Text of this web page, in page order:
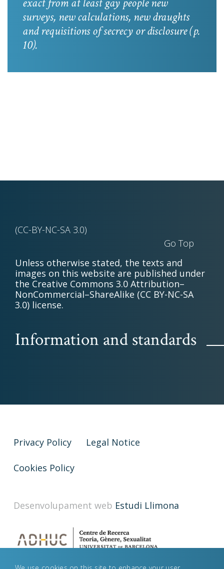
surveys, new calculations, new draughts
and requisitions of secrecy or disclosure(p.
10).
(CC-BY-NC-SA 3.0)
Go Top
Unless otherwise stated, the texts and
images on this website are published under
the Creative Commons 3.0 Attribution–
NonCommercial–ShareAlike (CC BY-NC-SA
3.0) license.
Information and standards
Privacy Policy Legal Notice
Cookies Policy
Desenvolupament web Estudi Llimona